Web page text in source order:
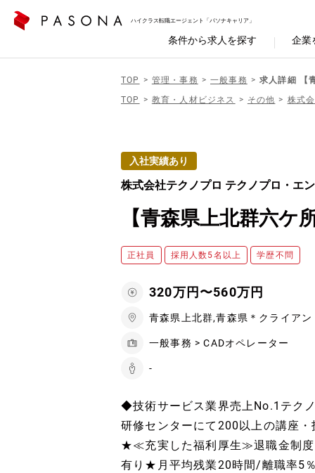
ハイクラス転職エージェント「パソナキャリア」
条件から求人を探す 企業
TOP 管理・事務 一般事務
求人詳細 【
TOP
教育・人材ビジネス その他 株式
入社実績あり
株式会社テクノプロ テクノプロ・エ
【青森県上北群六ケ
正社員 採用人数5名以上 学歴不問
320万円〜560万円
青森県上北群,青森県＊クライアン
一般事務 > CADオペレーター
-
◆技術サービス業界売上No.1テク
研修センターにて200以上の講座
★≪充実した福利厚生≫退職金制度
有り★月平均残業20時間/離職率5